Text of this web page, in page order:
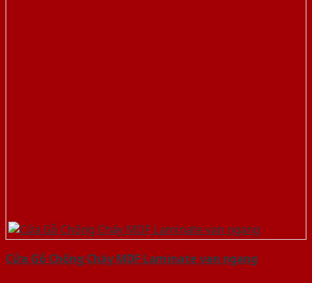
Cửa Gỗ Chống Cháy MDF Laminate van ngang